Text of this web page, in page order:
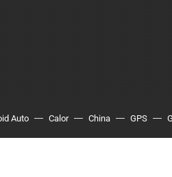
Auto Calor China GPS